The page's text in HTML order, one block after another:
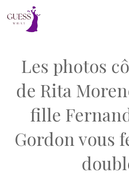
Les photos
de Rita
fille
Gordon vous